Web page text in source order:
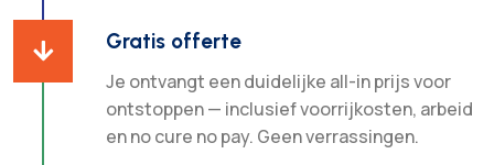
 Gratis offerte
Je ontvangt een duidelijke all-in prijs voor
ontstoppen — inclusief voorrijkosten, arbeid
en no cure no pay. Geen verrassingen.